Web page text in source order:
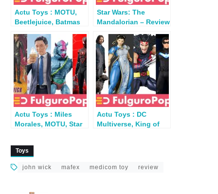
Actu Toys : MOTU,
Beetlejuice, Batmas
Halo…
Star Wars: The
Mandalorian – Review
Katan Kryze
Actu Toys : Miles
Morales, MOTU, Star
Wick…
Actu Toys : DC
Multiverse, King of
Toys
john wick mafex medicom toy review